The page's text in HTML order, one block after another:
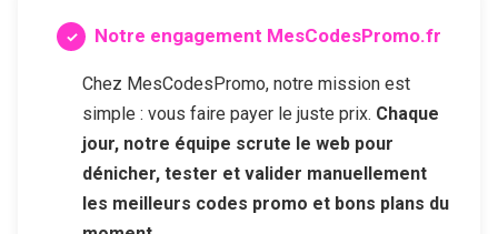
Notre engagement MesCodesPromo.fr
Chez MesCodesPromo, notre mission est
simple : vous faire payer le juste prix. Chaque
jour, notre équipe scrute le web pour
dénicher, tester et valider manuellement
les meilleurs codes promo et bons plans du